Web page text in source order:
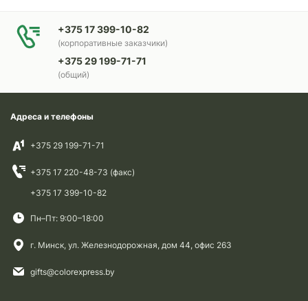
+375 17 399-10-82
(корпоративные заказчики)
+375 29 199-71-71
(общий)
Адреса и телефоны
+375 29 199-71-71
+375 17 220-48-73 (факс)
+375 17 399-10-82
Пн–Пт: 9:00–18:00
г. Минск, ул. Железнодорожная, дом 44, офис 263
gifts@colorexpress.by